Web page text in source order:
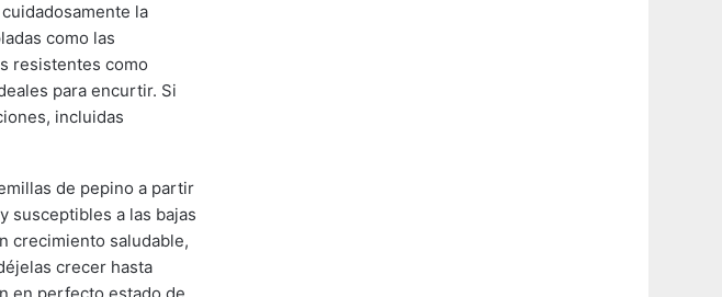
la
como las
resistentes como
para encurtir. Si
incluidas
de pepino a partir
susceptibles a las bajas
crecimiento saludable,
crecer hasta